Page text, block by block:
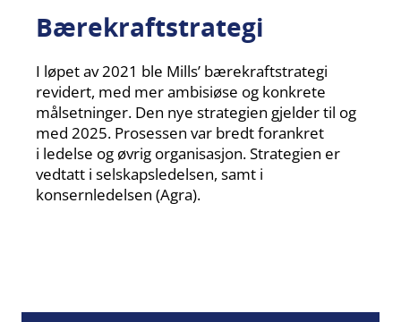
Bærekraftstrategi
​I løpet av 2021 ble Mills’ bærekraftstrategi
revidert, med mer ambisiøse og konkrete
målsetninger. Den nye strategien gjelder til og
med 2025. Prosessen var bredt forankret
i ledelse og øvrig organisasjon. Strategien er
vedtatt i selskapsledelsen, samt i
konsernledelsen (Agra).